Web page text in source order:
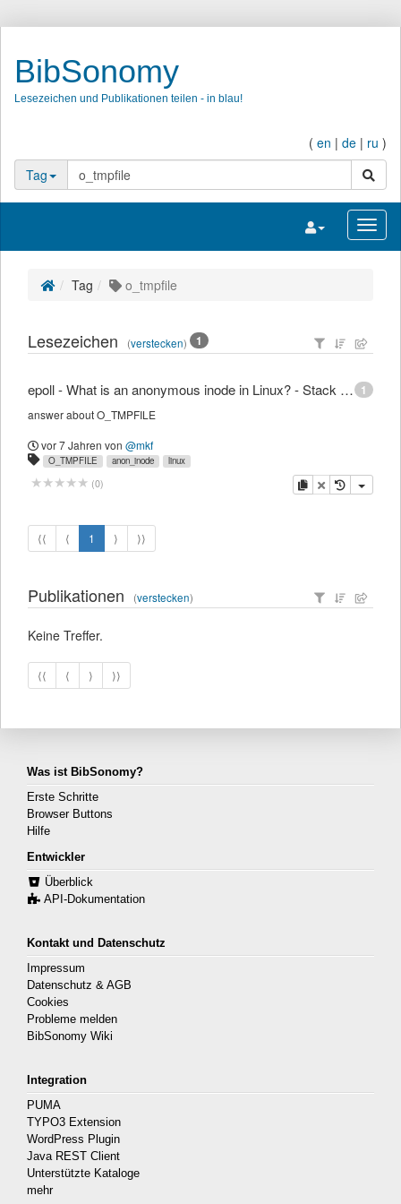
BibSonomy
Lesezeichen und Publikationen teilen - in blau!
( en | de | ru )
Tag
Suche
Navigation
Tag o_tmpfile
Lesezeichen (verstecken) 1
1
epoll - What is an anonymous inode in Linux? - Stack Overflow
answer about O_TMPFILE
vor 7 Jahren von @mkf
O_TMPFILE anon_inode linux
(0) Kopieren
Löschen
⟨⟨ ⟨ 1 ⟩ ⟩⟩
Publikationen (verstecken)
Keine Treffer.
⟨⟨ ⟨ ⟩ ⟩⟩
Was ist BibSonomy?
Erste Schritte
Browser Buttons
Hilfe
Entwickler
Überblick
API-Dokumentation
Kontakt und Datenschutz
Impressum
Datenschutz & AGB
Cookies
Probleme melden
BibSonomy Wiki
Integration
PUMA
TYPO3 Extension
WordPress Plugin
Java REST Client
Unterstützte Kataloge
mehr